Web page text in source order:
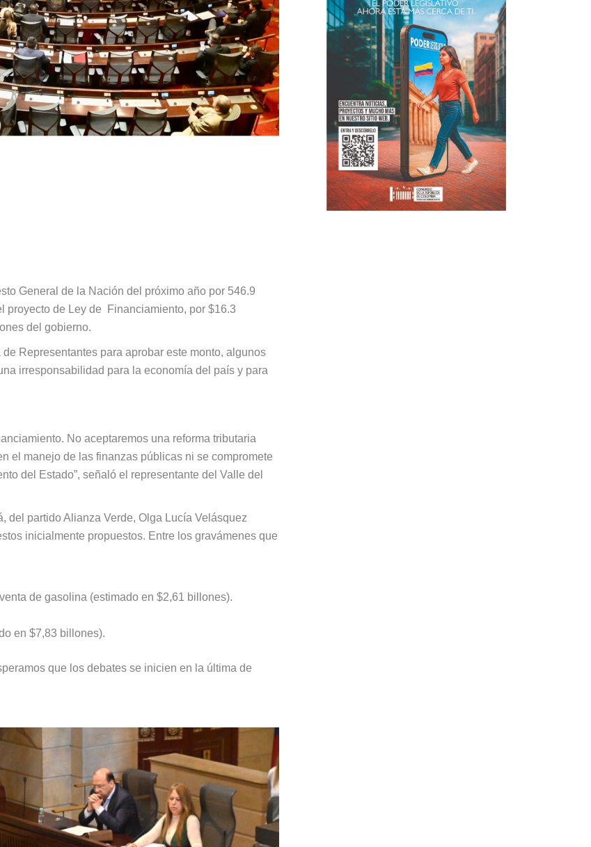
General de la Nación del próximo año por 546.9
proyecto de Ley de Financiamiento, por $16.3
del gobierno.
Representantes para aprobar este monto, algunos
irresponsabilidad para la economía del país y para
No aceptaremos una reforma tributaria
el manejo de las finanzas públicas ni se compromete
del Estado”, señaló el representante del Valle del
del partido Alianza Verde, Olga Lucía Velásquez
inicialmente propuestos. Entre los gravámenes que
de gasolina (estimado en $2,61 billones).
en $7,83 billones).
que los debates se inicien en la última de